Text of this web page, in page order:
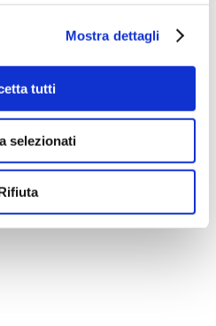
Mostra dettagli
tutti
selezionati